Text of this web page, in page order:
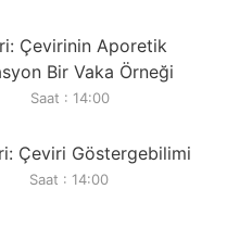
Çevirinin Aporetik
Bir Vaka Örneği
Saat : 14:00
Çeviri Göstergebilimi
Saat : 14:00